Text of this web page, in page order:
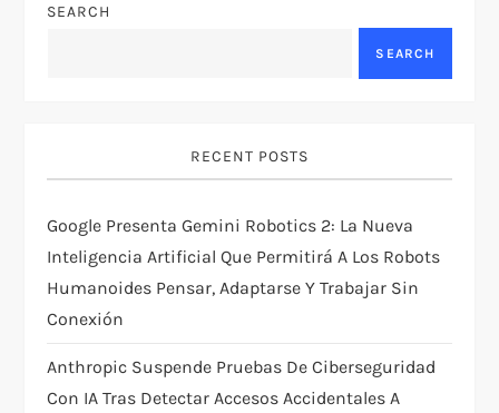
i
o
n
SEARCH
SEARCH
RECENT POSTS
Google Presenta Gemini Robotics 2: La Nueva
Inteligencia Artificial Que Permitirá A Los Robots
Humanoides Pensar, Adaptarse Y Trabajar Sin
Conexión
Anthropic Suspende Pruebas De Ciberseguridad
Con IA Tras Detectar Accesos Accidentales A